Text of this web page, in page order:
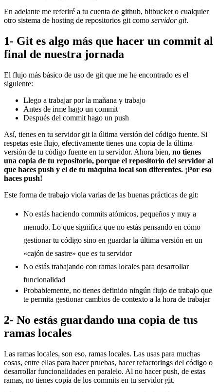
En adelante me referiré a tu cuenta de github, bitbucket o cualquier
otro sistema de hosting de repositorios git como servidor git.
1- Git es algo más que hacer un commit al
final de nuestra jornada
El flujo más básico de uso de git que me he encontrado es el
siguiente:
Llego a trabajar por la mañana y trabajo
Antes de irme hago un commit
Después del commit hago un push
Así, tienes en tu servidor git la última versión del código fuente. Si
respetas este flujo, efectivamente tienes una copia de la última
versión de tu código fuente en tu servidor. Ahora bien, no tienes
una copia de tu repositorio, porque el repositorio del servidor al
que haces push y el de tu máquina local son diferentes. ¡Por eso
haces push!
Este forma de trabajo viola varias de las buenas prácticas de git:
No estás haciendo commits atómicos, pequeños y muy a
menudo. Lo que significa que no estás pensando en cómo
gestionar tu código sino en guardar la última versión en un
«cajón de sastre» que es tu servidor
No estás trabajando con ramas locales para desarrollar
funcionalidad
Probablemente, no tienes definido ningún flujo de trabajo que
te permita gestionar cambios de contexto a la hora de trabajar
2- No estás guardando una copia de tus
ramas locales
Las ramas locales, son eso, ramas locales. Las usas para muchas
cosas, entre ellas para hacer pruebas, hacer refactorings del código o
desarrollar funcionalidades en paralelo. Al no hacer push, de estas
ramas, no tienes copia de los commits en tu servidor git.